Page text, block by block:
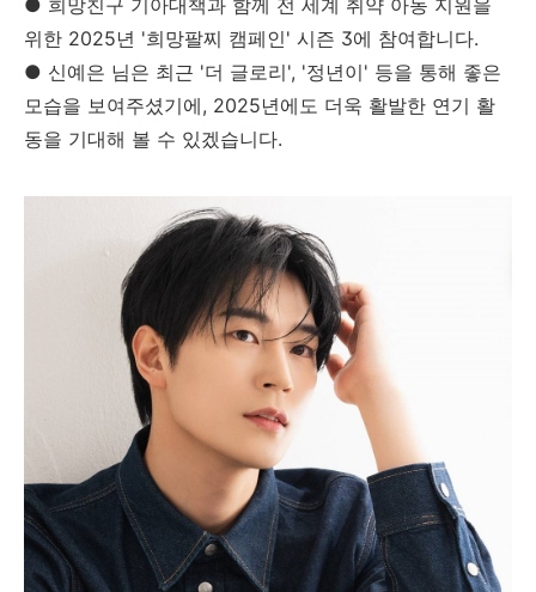
위한 2025년 '희망팔찌 캠페인' 시즌 3에 참여합니다.
● 신예은 님은 최근 '더 글로리', '정년이' 등을 통해 좋은
모습을 보여주셨기에, 2025년에도 더욱 활발한 연기 활
동을 기대해 볼 수 있겠습니다.